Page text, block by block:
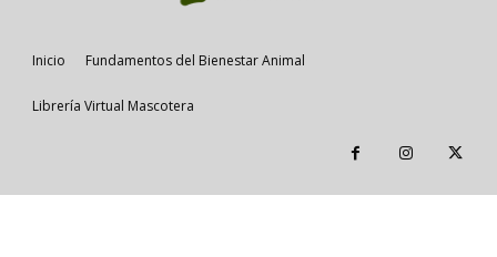
Inicio Fundamentos del Bienestar Animal
Librería Virtual Mascotera